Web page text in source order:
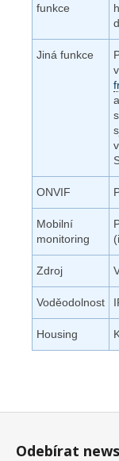
funkce
Jiná funkce
ONVIF
Mobilní
monitoring
Zdroj
Voděodolnost
Housing
Z
Odebírat